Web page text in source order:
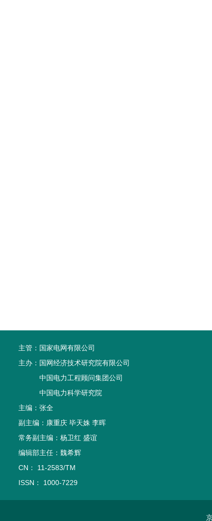
主管： 国家电网有限公司
主办： 国网经济技术研究院有限公司
中国电力工程顾问集团公司
中国电力科学研究院
主编：张全
副主编：康重庆 毕天姝 李晖
常务副主编：杨卫红 盛谊
编辑部主任：魏希辉
CN： 11-2583/TM
ISSN： 1000-7229